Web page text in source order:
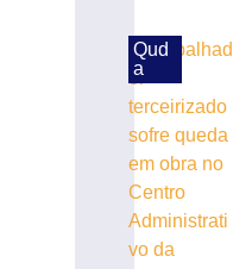
Brasil
agosto
Ler
mais
Qud
a